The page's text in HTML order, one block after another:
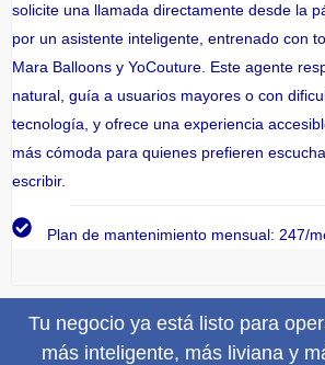
solicite una llamada directamente desde la
por un asistente inteligente, entrenado con
Mara Balloons y YoCouture. Este agente
natural, guía a usuarios mayores o con
tecnología, y ofrece una experiencia
más cómoda para quienes prefieren
escribir.
Plan de mantenimiento mensual: 247/
Tu negocio ya está listo para
más inteligente, más liviana y